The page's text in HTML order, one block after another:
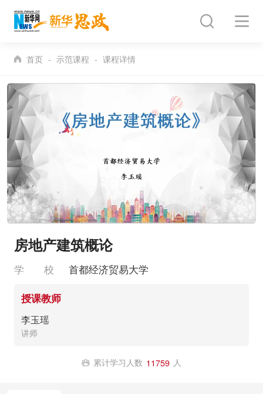
首页 示范课程 课程详情
房地产建筑概论
学 校 首都经济贸易大学
授课教师
李玉瑶
讲师
累计学习人数 11759 人